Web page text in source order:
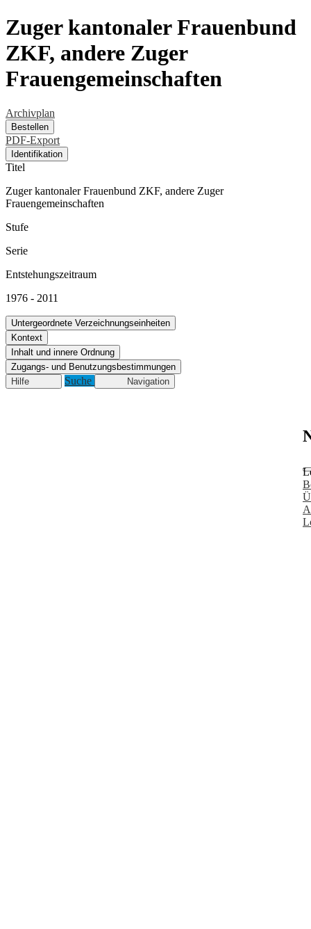
Zuger kantonaler Frauenbund
ZKF, andere Zuger
Frauengemeinschaften
Archivplan
Bestellen
PDF-Export
Identifikation
Titel
Zuger kantonaler Frauenbund ZKF, andere Zuger
Frauengemeinschaften
Stufe
Serie
Entstehungszeitraum
1976 - 2011
Untergeordnete Verzeichnungseinheiten
Kontext
Inhalt und innere Ordnung
Zugangs- und Benutzungsbestimmungen
Hilfe
Suche Navigation